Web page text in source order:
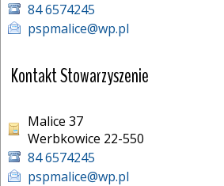
84 6574245
pspmalice@wp.pl
Kontakt Stowarzyszenie
Malice 37
Werbkowice 22-550
84 6574245
pspmalice@wp.pl